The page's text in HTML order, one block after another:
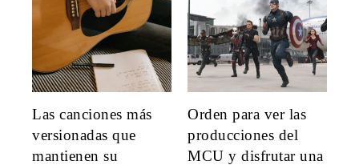
Las canciones más
versionadas que
mantienen su
Orden para ver las
producciones del
MCU y disfrutar una